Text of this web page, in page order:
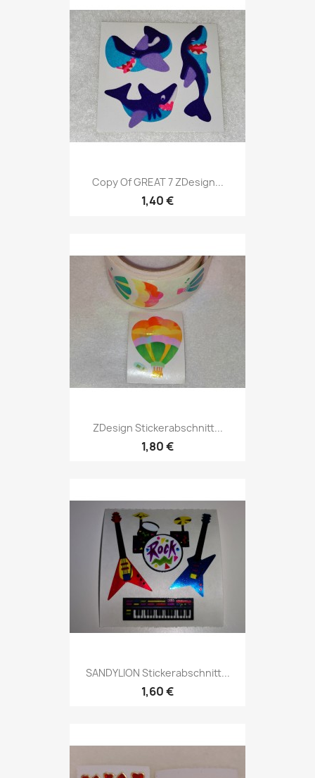
Copy Of GREAT 7 ZDesign...
1,40 €
ZDesign Stickerabschnitt...
1,80 €
SANDYLION Stickerabschnitt...
1,60 €